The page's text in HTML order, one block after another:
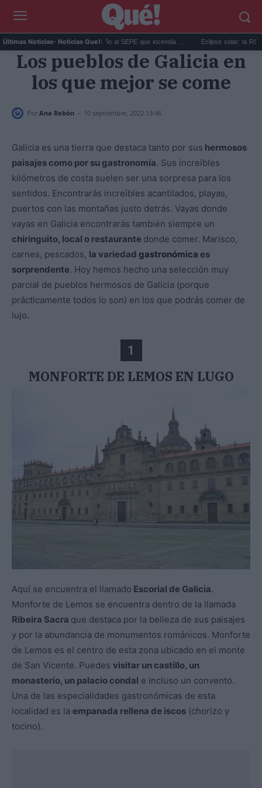
Últimas Noticias- Noticias Que!:
El zasca de Cristina Castaño al SEPE que incendia ... Eclipse solar: la RSCE
Los pueblos de Galicia en
los que mejor se come
Por Ana Rebón - 10 septiembre, 2022 13:46
Galicia es una tierra que destaca tanto por sus hermosos
paisajes como por su gastronomía. Sus increíbles
kilómetros de costa suelen ser una sorpresa para los
sentidos. Encontrarás increíbles acantilados, playas,
puertos con las montañas justo detrás. Vayas donde
vayas en Galicia encontrarás también siempre un
chiringuito, local o restaurante donde comer. Marisco,
carnes, pescados, la variedad gastronómica es
sorprendente. Hoy hemos hecho una selección muy
parcial de pueblos hermosos de Galicia (porque
prácticamente todos lo son) en los que podrás comer de
lujo.
1
MONFORTE DE LEMOS EN LUGO
Aquí se encuentra el llamado Escorial de Galicia.
Monforte de Lemos se encuentra dentro de la llamada
Ribeira Sacra que destaca por la belleza de sus paisajes
y por la abundancia de monumentos románicos. Monforte
de Lemos es el centro de esta zona ubicado en el monte
de San Vicente. Puedes visitar un castillo, un
monasterio, un palacio condal e incluso un convento.
Una de las especialidades gastronómicas de esta
localidad es la empanada rellena de iscos (chorizo y
tocino).